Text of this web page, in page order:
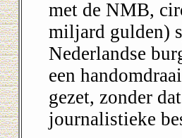
met de NMB,
miljard gulden)
Nederlandse
een
gezet, zonder
journalistieke